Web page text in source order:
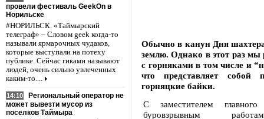
провели фестиваль GeekOn в
Норильске
#НОРИЛЬСК. «Таймырский
телеграф» – Словом geek когда-то
называли ярмарочных чудаков,
которые выступали на потеху
публике. Сейчас гиками называют
людей, очень сильно увлеченных
каким-то…
14:10
Региональный оператор не
может вывезти мусор из
поселков Таймыра
Обычно в канун Дня
землю. Однако в этот раз
с горняками в том числе и
что представляет
горняцкие байки.
С заместителем
буровзрывным